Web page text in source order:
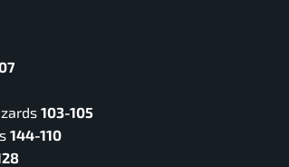
103-105
144-110